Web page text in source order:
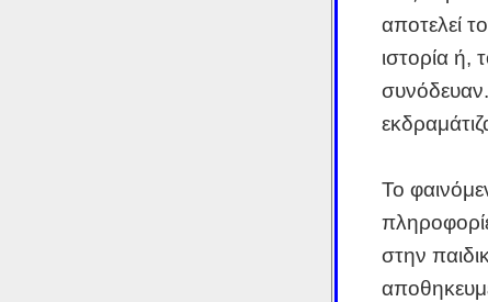
αποτελεί
ιστορία ή,
συνόδευαν.
Το
στην